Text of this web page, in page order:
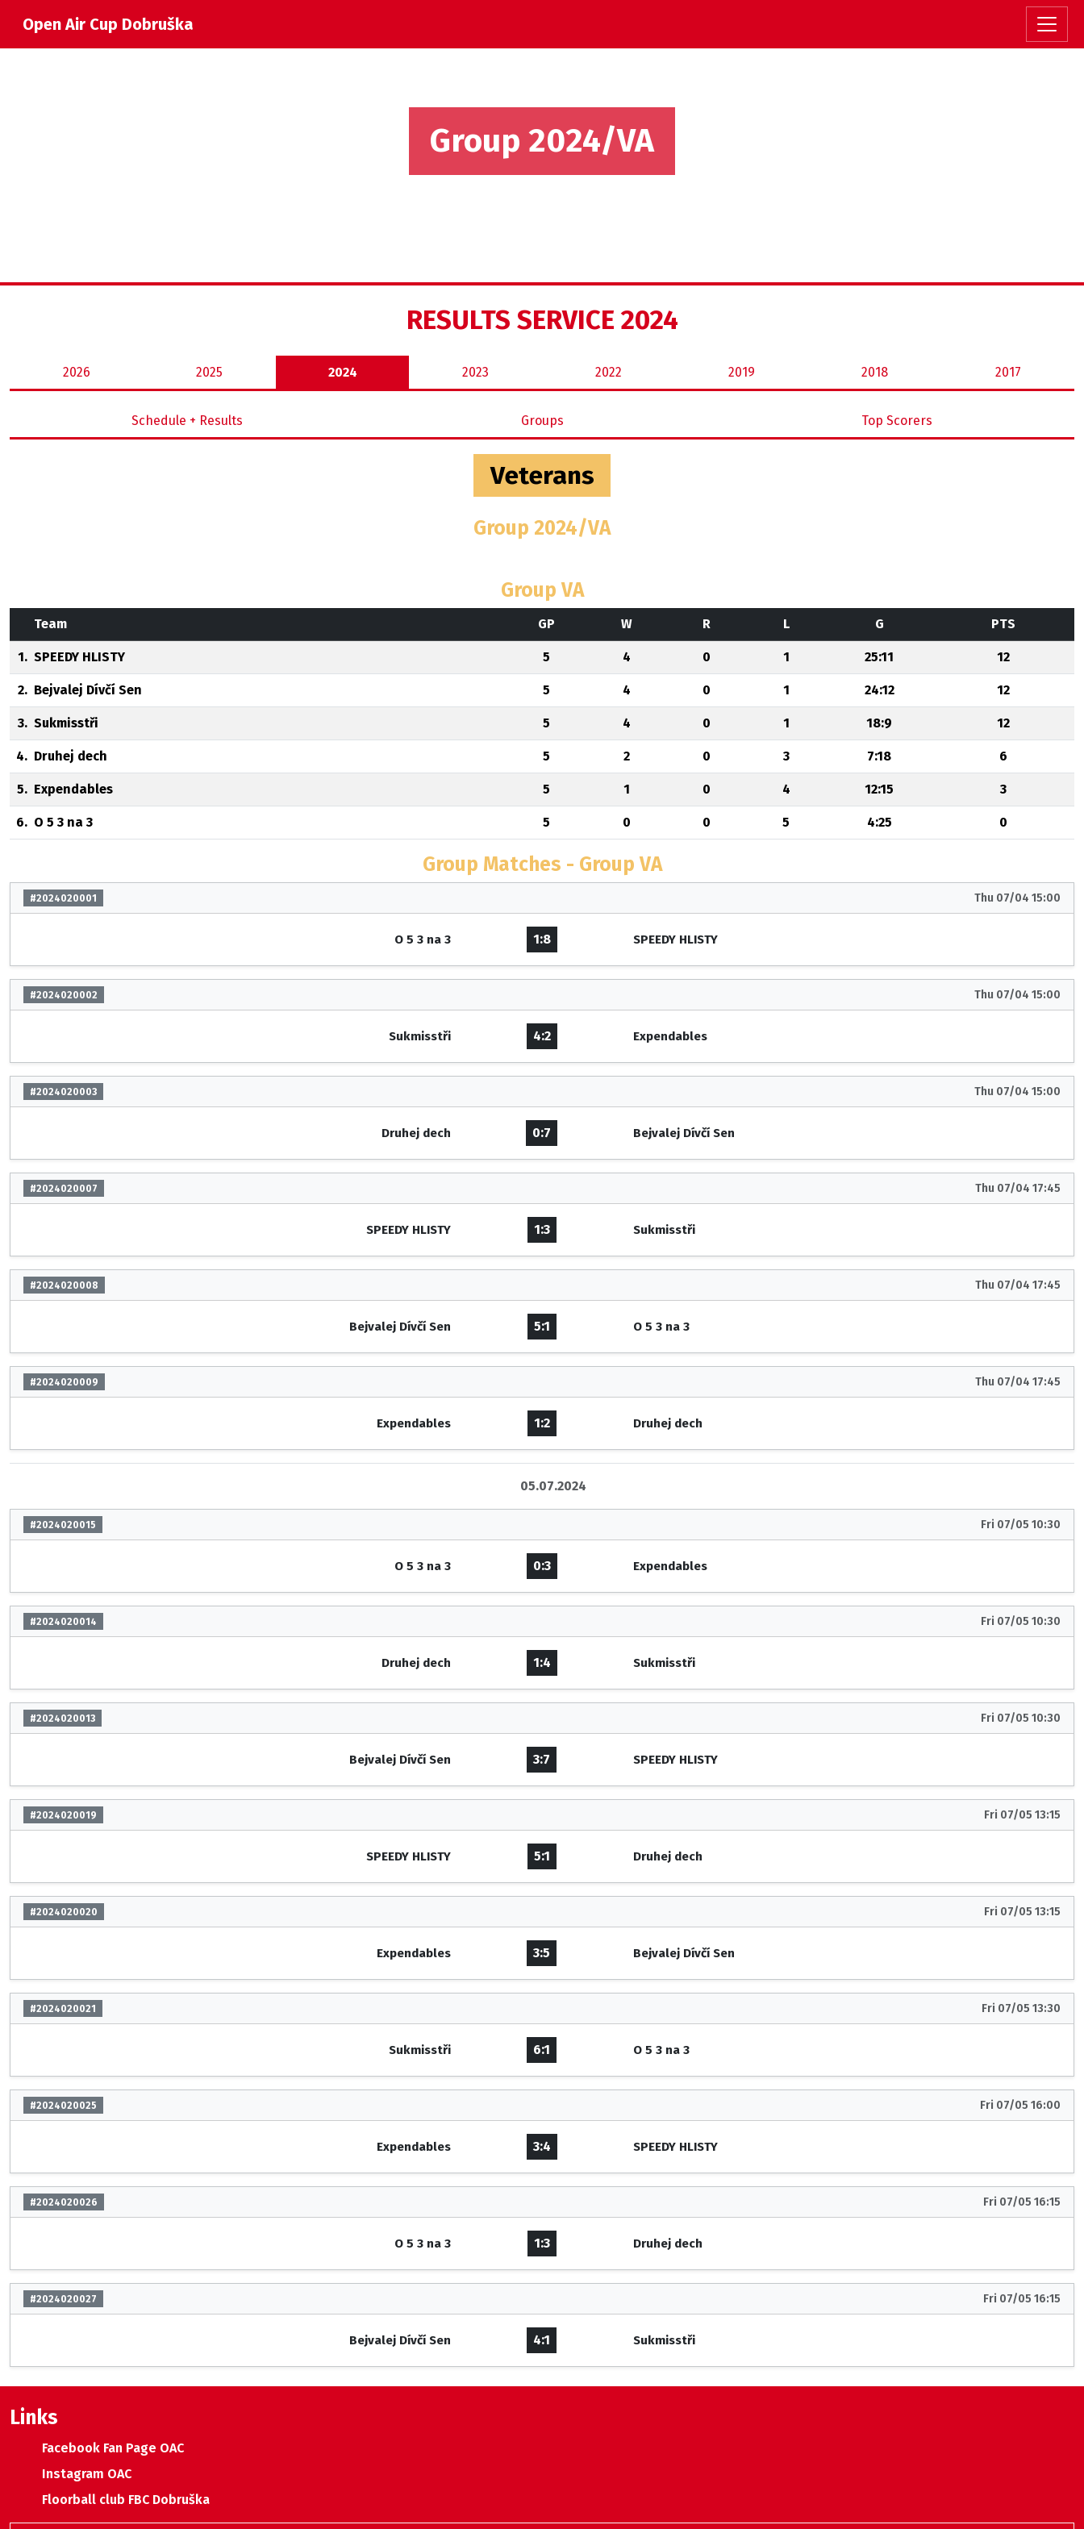
Open Air Cup Dobruška
Group 2024/VA
RESULTS SERVICE 2024
2026 2025 2024 2023 2022 2019 2018 2017
Schedule + Results Groups Top Scorers
Veterans
Group 2024/VA
Group VA
Team GP W R L G PTS
1. SPEEDY HLISTY 5 4 0 1 25:11 12
2. Bejvalej Dívčí Sen 5 4 0 1 24:12 12
3. Sukmisstři 5 4 0 1 18:9 12
4. Druhej dech 5 2 0 3 7:18 6
5. Expendables 5 1 0 4 12:15 3
6. O 5 3 na 3 5 0 0 5 4:25 0
Group Matches - Group VA
#2024020001 Thu 07/04 15:00
O 5 3 na 3 1:8 SPEEDY HLISTY
#2024020002 Thu 07/04 15:00
Sukmisstři 4:2 Expendables
#2024020003 Thu 07/04 15:00
Druhej dech 0:7 Bejvalej Dívčí Sen
#2024020007 Thu 07/04 17:45
SPEEDY HLISTY 1:3 Sukmisstři
#2024020008 Thu 07/04 17:45
Bejvalej Dívčí Sen 5:1 O 5 3 na 3
#2024020009 Thu 07/04 17:45
Expendables 1:2 Druhej dech
05.07.2024
#2024020015 Fri 07/05 10:30
O 5 3 na 3 0:3 Expendables
#2024020014 Fri 07/05 10:30
Druhej dech 1:4 Sukmisstři
#2024020013 Fri 07/05 10:30
Bejvalej Dívčí Sen 3:7 SPEEDY HLISTY
#2024020019 Fri 07/05 13:15
SPEEDY HLISTY 5:1 Druhej dech
#2024020020 Fri 07/05 13:15
Expendables 3:5 Bejvalej Dívčí Sen
#2024020021 Fri 07/05 13:30
Sukmisstři 6:1 O 5 3 na 3
#2024020025 Fri 07/05 16:00
Expendables 3:4 SPEEDY HLISTY
#2024020026 Fri 07/05 16:15
O 5 3 na 3 1:3 Druhej dech
#2024020027 Fri 07/05 16:15
Bejvalej Dívčí Sen 4:1 Sukmisstři
Links
Facebook Fan Page OAC
Instagram OAC
Floorball club FBC Dobruška